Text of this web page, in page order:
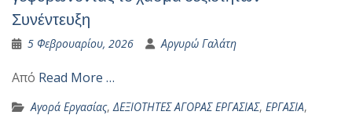
Συνέντευξη
5 Φεβρουαρίου, 2026 Αργυρώ Γαλάτη
Από Read More …
Αγορά Εργασίας,ΔΕΞΙΟΤΗΤΕΣ ΑΓΟΡΑΣ ΕΡΓΑΣΙΑΣ, ΕΡΓΑΣΙΑ,